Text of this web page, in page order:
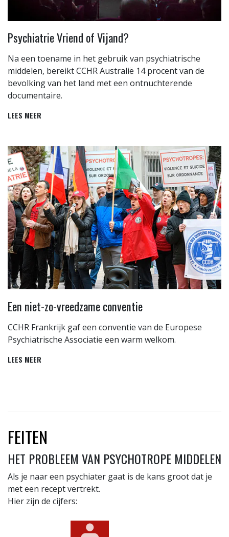
Psychiatrie Vriend of Vijand?
Na een toename in het gebruik van psychiatrische
middelen, bereikt CCHR Australië 14 procent van de
bevolking van het land met een ontnuchterende
documentaire.
LEES MEER
Een niet-zo-vreedzame conventie
CCHR Frankrijk gaf een conventie van de Europese
Psychiatrische Associatie een warm welkom.
LEES MEER
FEITEN
HET PROBLEEM VAN PSYCHOTROPE MIDDELEN
Als je naar een psychiater gaat is de kans groot dat je
met een recept vertrekt.
Hier zijn de cijfers: